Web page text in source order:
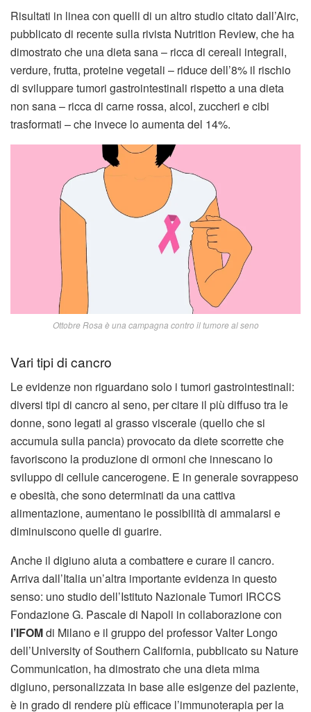
Risultati in linea con quelli di un altro studio citato dall’Airc,
pubblicato di recente sulla rivista Nutrition Review, che ha
dimostrato che una dieta sana – ricca di cereali integrali,
verdure, frutta, proteine vegetali – riduce dell’8% il rischio
di sviluppare tumori gastrointestinali rispetto a una dieta
non sana – ricca di carne rossa, alcol, zuccheri e cibi
trasformati – che invece lo aumenta del 14%.
Ottobre Rosa è una campagna contro il tumore al seno
Vari tipi di cancro
Le evidenze non riguardano solo i tumori gastrointestinali:
diversi tipi di cancro al seno, per citare il più diffuso tra le
donne, sono legati al grasso viscerale (quello che si
accumula sulla pancia) provocato da diete scorrette che
favoriscono la produzione di ormoni che innescano lo
sviluppo di cellule cancerogene. E in generale sovrappeso
e obesità, che sono determinati da una cattiva
alimentazione, aumentano le possibilità di ammalarsi e
diminuiscono quelle di guarire.
Anche il digiuno aiuta a combattere e curare il cancro.
Arriva dall’Italia un’altra importante evidenza in questo
senso: uno studio dell’Istituto Nazionale Tumori IRCCS
Fondazione G. Pascale di Napoli in collaborazione con
l’IFOMdi Milano e il gruppo del professor Valter Longo
dell’University of Southern California, pubblicato su Nature
Communication, ha dimostrato che una dieta mima
digiuno, personalizzata in base alle esigenze del paziente,
è in grado di rendere più efficace l’immunoterapia per la